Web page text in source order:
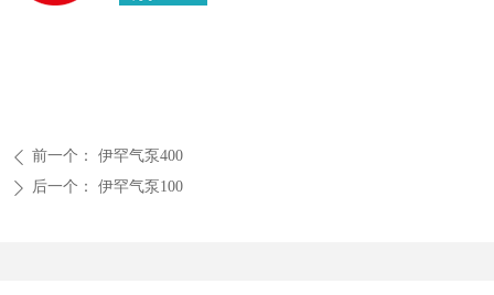
ꄴ 前一个： 伊罕气泵400
ꄲ 后一个： 伊罕气泵100